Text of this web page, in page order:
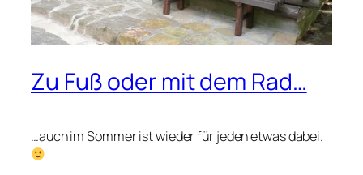
Zu Fuß oder mit dem Rad…
…auch im Sommer ist wieder für jeden etwas dabei.